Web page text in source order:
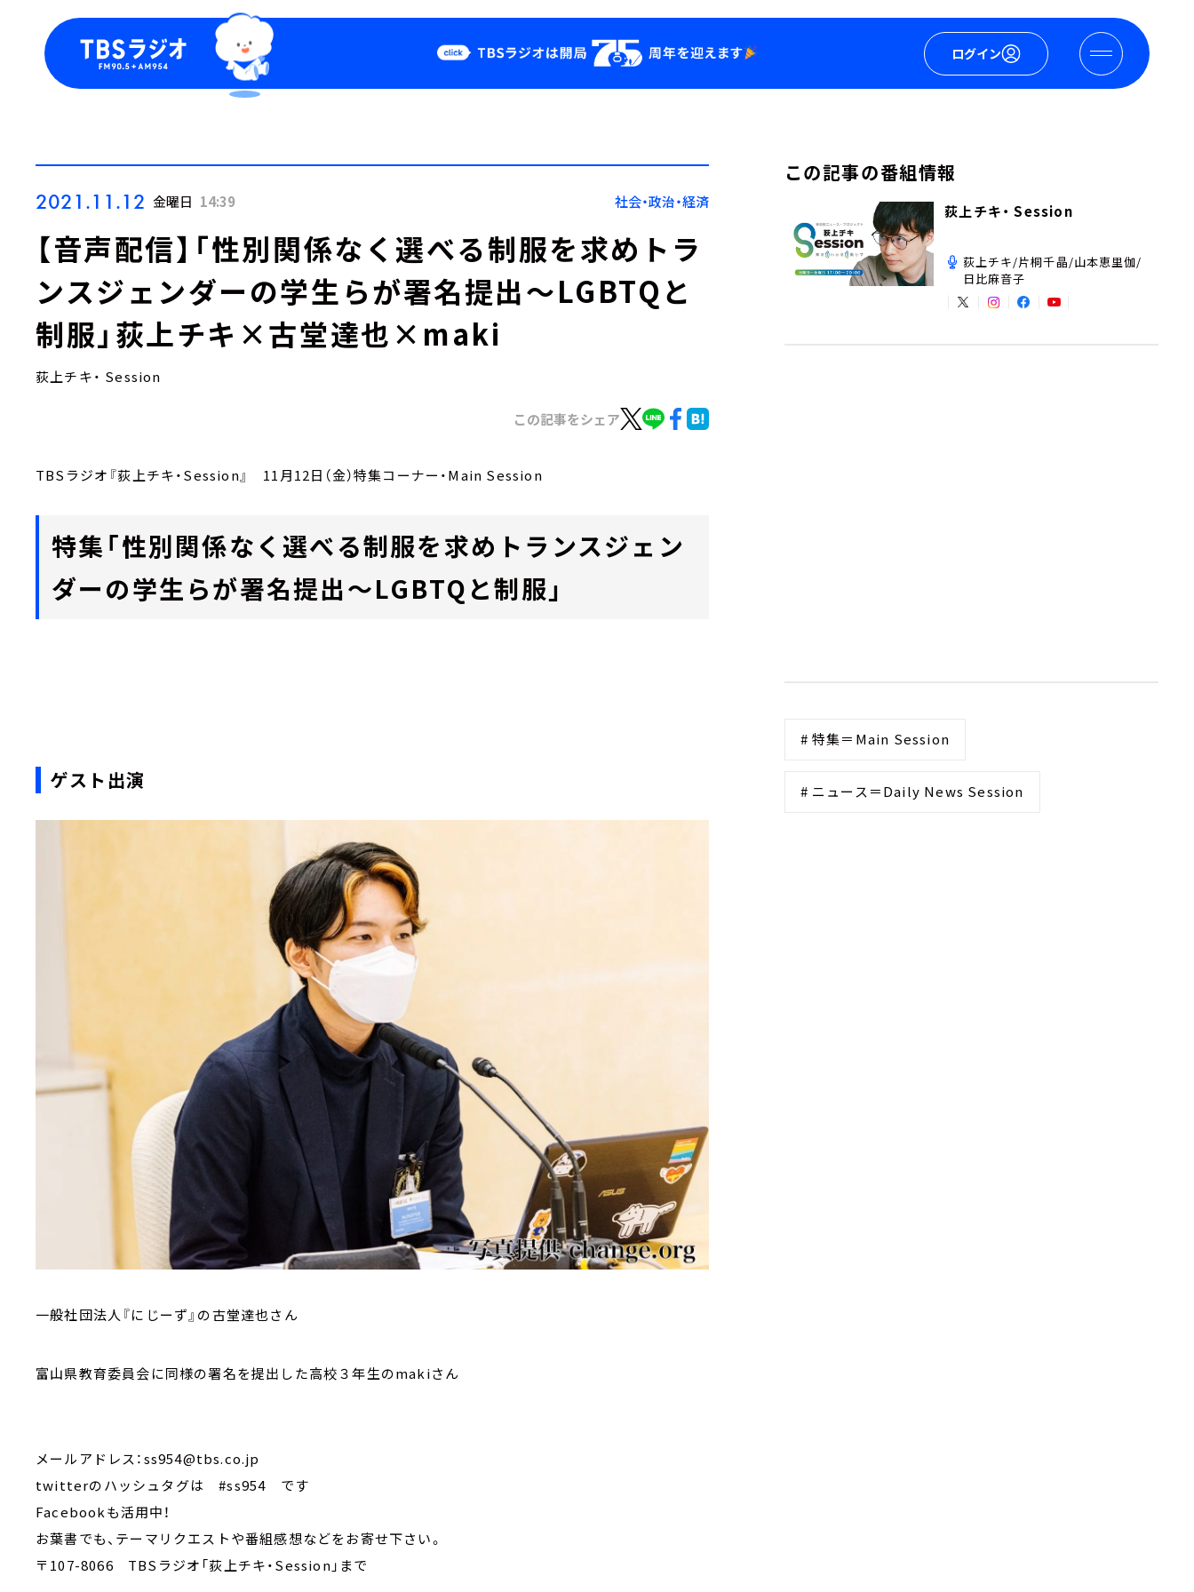
ログイン
Podcast
YouTube
会社情報
2021.11.12 金曜日 14:39 社会・政治・経済
【音声配信】「性別関係なく選べる制服を求めトラ
ンスジェンダーの学生らが署名提出～LGBTQと
制服」荻上チキ×古堂達也×maki
荻上チキ・ Session
この記事をシェア
TBSラジオ『荻上チキ・Session』 11月12日（金）特集コーナー・Main Session
特集「性別関係なく選べる制服を求めトランスジェン
ダーの学生らが署名提出～LGBTQと制服」
ゲスト出演
一般社団法人『にじーず』の古堂達也さん
富山県教育委員会に同様の署名を提出した高校３年生のmakiさん
メールアドレス：ss954@tbs.co.jp
twitterのハッシュタグは #ss954 です
Facebookも活用中！
お葉書でも、テーマリクエストや番組感想などをお寄せ下さい。
〒107-8066 TBSラジオ「荻上チキ・Session」まで
この記事の番組情報
荻上チキ・ Session
荻上チキ/片桐千晶/山本恵里伽/
日比麻音子
# 特集＝Main Session
# ニュース＝Daily News Session